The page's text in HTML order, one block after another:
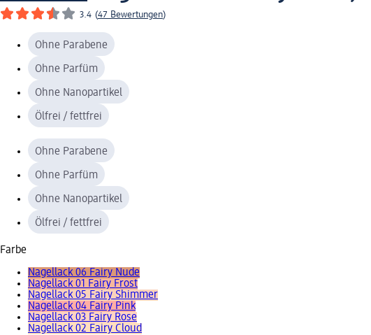
3.4 (47 Bewertungen)
Ohne Parabene
Ohne Parfüm
Ohne Nanopartikel
Ölfrei / fettfrei
Ohne Parabene
Ohne Parfüm
Ohne Nanopartikel
Ölfrei / fettfrei
Farbe
Nagellack 06 Fairy Nude
Nagellack 01 Fairy Frost
Nagellack 05 Fairy Shimmer
Nagellack 04 Fairy Pink
Nagellack 03 Fairy Rose
Nagellack 02 Fairy Cloud